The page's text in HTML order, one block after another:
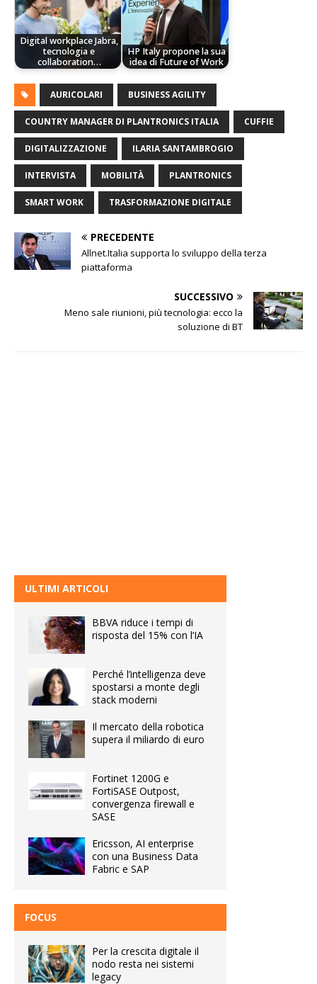
Digital workplace Jabra,
tecnologia e
collaboration…
HP Italy propone la sua
idea di Future of Work
AURICOLARI BUSINESS AGILITY
COUNTRY MANAGER DI PLANTRONICS ITALIA CUFFIE
DIGITALIZZAZIONE ILARIA SANTAMBROGIO
INTERVISTA MOBILITÀ PLANTRONICS
SMART WORK TRASFORMAZIONE DIGITALE
PRECEDENTE
Allnet.Italia supporta lo sviluppo della terza
piattaforma
SUCCESSIVO
Meno sale riunioni, più tecnologia: ecco la
soluzione di BT
ULTIMI ARTICOLI
BBVA riduce i tempi di
risposta del 15% con l’IA
Perché l’intelligenza deve
spostarsi a monte degli
stack moderni
Il mercato della robotica
supera il miliardo di euro
Fortinet 1200G e
FortiSASE Outpost,
convergenza firewall e
SASE
Ericsson, AI enterprise
con una Business Data
Fabric e SAP
FOCUS
Per la crescita digitale il
nodo resta nei sistemi
legacy